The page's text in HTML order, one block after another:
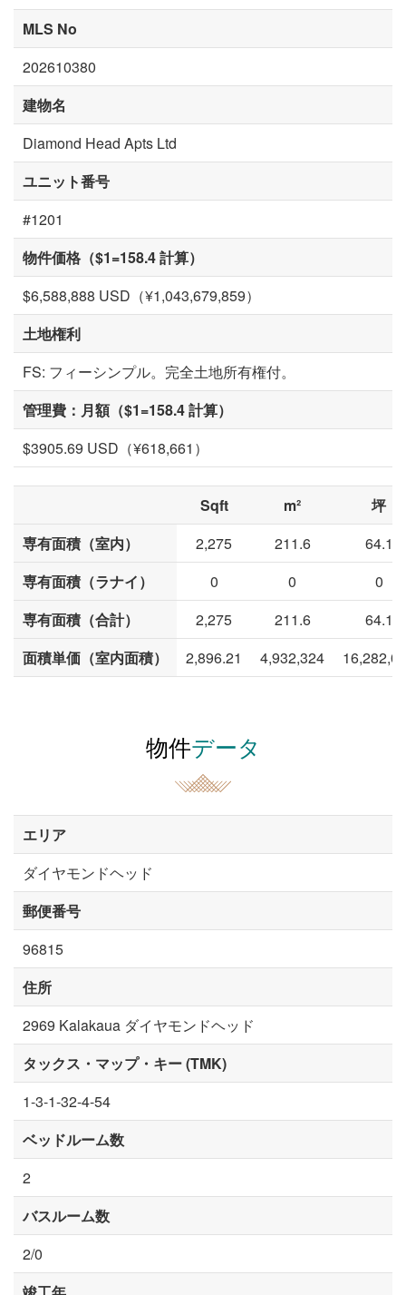
MLS No
202610380
建物名
Diamond Head Apts Ltd
ユニット番号
#1201
物件価格（$1=158.4 計算）
$6,588,888 USD（¥1,043,679,859）
土地権利
FS: フィーシンプル。完全土地所有権付。
管理費：月額（$1=158.4 計算）
$3905.69 USD（¥618,661）
Sqft m²
坪
専有面積（室内）
2,275 211.6
64.1
専有面積（ラナイ）
0 0
0
専有面積（合計）
2,275 211.6
64.1
面積単価（室内面積）
2,896.21 4,932,324
物件データ
エリア
ダイヤモンドヘッド
郵便番号
96815
住所
2969 Kalakaua ダイヤモンドヘッド
タックス・マップ・キー (TMK)
1-3-1-32-4-54
ベッドルーム数
2
バスルーム数
2/0